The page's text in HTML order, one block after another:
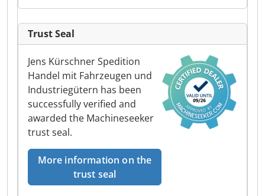
Trust Seal
Jens Kürschner Spedition
Handel mit Fahrzeugen und
Industriegütern has been
successfully verified and
awarded the Machineseeker
trust seal.
More information on the
trust seal